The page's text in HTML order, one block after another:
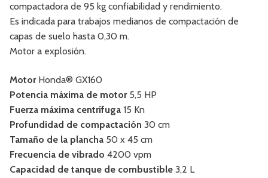
compactadora de 95 kg confiabilidad y rendimiento.
Es indicada para trabajos medianos de compactación de
capas de suelo hasta 0,30 m.
Motor a explosión.
Motor Honda® GX160
Potencia máxima de motor5,5 HP
Fuerza máxima centrífuga 15 Kn
Profundidad de compactación 30 cm
Tamaño de la plancha 50 x 45 cm
Frecuencia de vibrado 4200 vpm
Capacidad de tanque de combustible 3,2 L